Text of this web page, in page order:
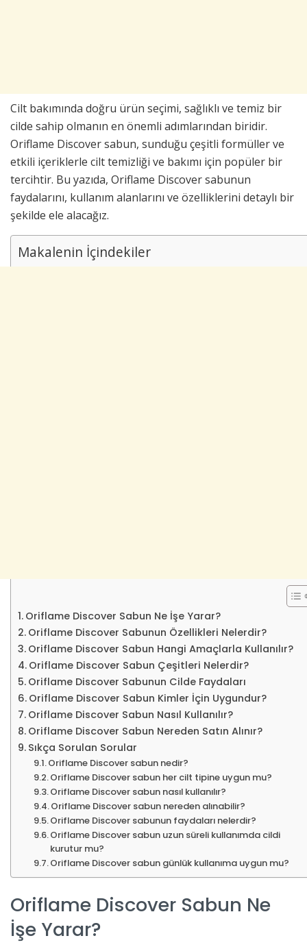
Cilt bakımında doğru ürün seçimi, sağlıklı ve temiz bir
cilde sahip olmanın en önemli adımlarından biridir.
Oriflame Discover sabun, sunduğu çeşitli formüller ve
etkili içeriklerle cilt temizliği ve bakımı için popüler bir
tercihtir. Bu yazıda, Oriflame Discover sabunun
faydalarını, kullanım alanlarını ve özelliklerini detaylı bir
şekilde ele alacağız.
Makalenin İçindekiler
Oriflame Discover Sabun Ne İşe Yarar?
Oriflame Discover Sabunun Özellikleri Nelerdir?
Oriflame Discover Sabun Hangi Amaçlarla Kullanılır?
Oriflame Discover Sabun Çeşitleri Nelerdir?
Oriflame Discover Sabunun Cilde Faydaları
Oriflame Discover Sabun Kimler İçin Uygundur?
Oriflame Discover Sabun Nasıl Kullanılır?
Oriflame Discover Sabun Nereden Satın Alınır?
Sıkça Sorulan Sorular
Oriflame Discover sabun nedir?
Oriflame Discover sabun her cilt tipine uygun mu?
Oriflame Discover sabun nasıl kullanılır?
Oriflame Discover sabun nereden alınabilir?
Oriflame Discover sabunun faydaları nelerdir?
Oriflame Discover sabun uzun süreli kullanımda cildi
kurutur mu?
Oriflame Discover sabun günlük kullanıma uygun mu?
Oriflame Discover Sabun Ne
İşe Yarar?